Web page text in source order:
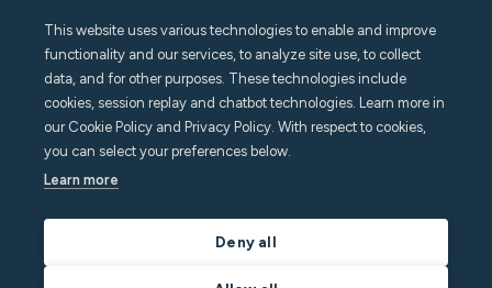
Idioma
This website uses various technologies to enable and improve
functionality and our services, to analyze site use, to collect
data, and for other purposes. These technologies include
cookies, session replay and chatbot technologies. Learn more in
our Cookie Policy and Privacy Policy. With respect to cookies,
you can select your preferences below.
Learn more
Deny all